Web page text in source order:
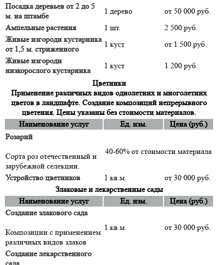
Посадка деревьев от 2 до 5
м. на штамбе
1 дерево
от 50 000 руб.
Ампельные растения
1 шт.
2 500 руб.
Живые изгороди кустарника
от 1,5 м. стриженного
1 куст
от 1 500 руб.
Живые изгороди
низкорослого кустарника
1 куст
1 200 руб.
Цветники
Применение различных видов однолетних и многолетних
цветов в ландшафте. Создание композиций непрерывного
цветения. Цены указаны без стоимости материалов.
Наименование услуг
Ед. изм.
Цена (руб.)
Розарий
Сорта роз отечественный и
зарубежной селекции.
40-60% от стоимости материала
Устройство цветников 1 кв.м.
от 30 000 руб.
Злаковые и лекарственные сады
Наименование услуг
Ед. изм.
Цена (руб.)
Создание злакового сада
Композиции с применением
различных видов злаков
1 кв.м. от 30 000 руб.
Создание лекарственного